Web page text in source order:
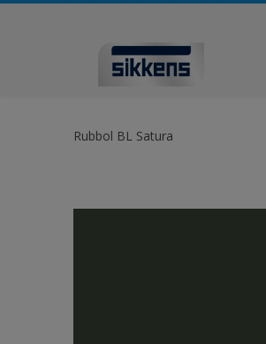
Rubbol BL Satura